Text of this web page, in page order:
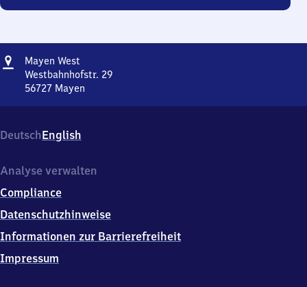
Adresse
Mayen West
West
Westbahnhofstr. 29
56727 Mayen
Westbahnhofstr.
29,
6
2
7
DeutschEnglish
Analyse verwalten
Compliance
Datenschutzhinweise
Informationen zur Barrierefreiheit
Impressum